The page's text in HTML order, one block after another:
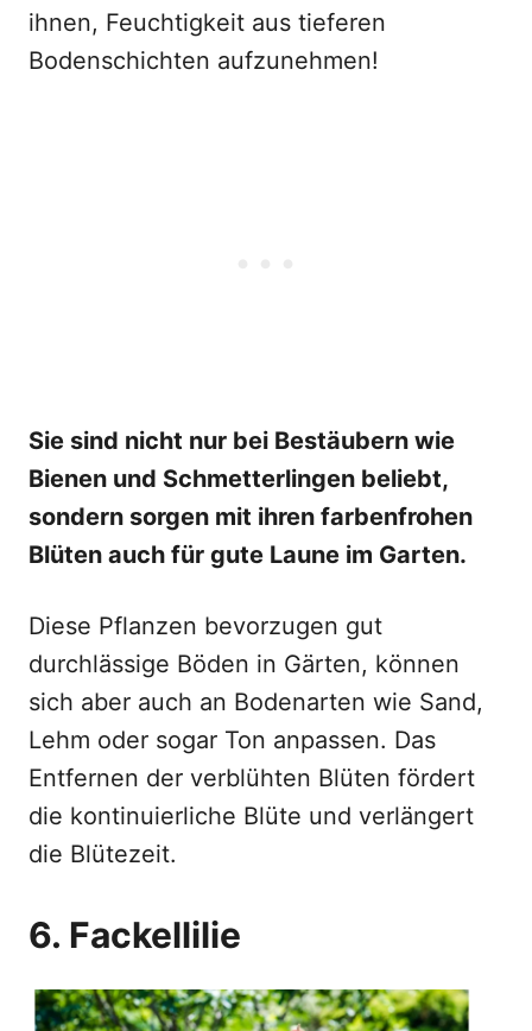
ihnen, Feuchtigkeit aus tieferen
Bodenschichten aufzunehmen!
Sie sind nicht nur bei Bestäubern wie
Bienen und Schmetterlingen beliebt,
sondern sorgen mit ihren farbenfrohen
Blüten auch für gute Laune im Garten.
Diese Pflanzen bevorzugen gut
durchlässige Böden in Gärten, können
sich aber auch an Bodenarten wie Sand,
Lehm oder sogar Ton anpassen. Das
Entfernen der verblühten Blüten fördert
die kontinuierliche Blüte und verlängert
die Blütezeit.
6. Fackellilie